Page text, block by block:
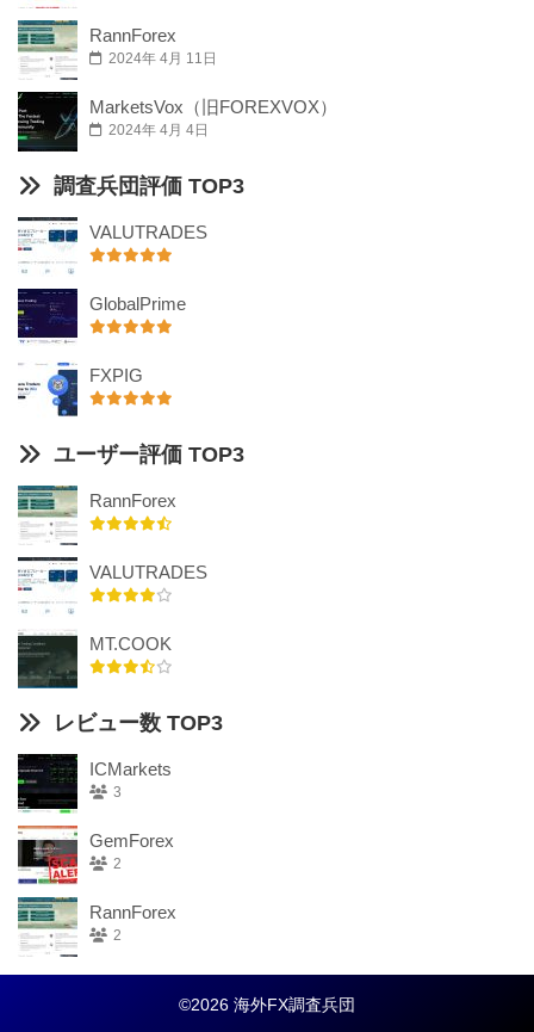
RannForex
2024年 4月 11日
MarketsVox（旧FOREXVOX）
2024年 4月 4日
調査兵団評価 TOP3
VALUTRADES
GlobalPrime
FXPIG
ユーザー評価 TOP3
RannForex
VALUTRADES
MT.COOK
レビュー数 TOP3
ICMarkets
3
GemForex
2
RannForex
2
©2026 海外FX調査兵団